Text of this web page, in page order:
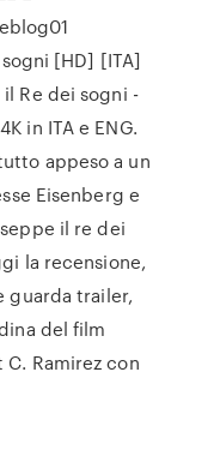
[HD] [ITA]
Re dei sogni -
in ITA e ENG.
appeso a un
Eisenberg e
il re dei
la recensione,
guarda trailer,
del film
Ramirez con